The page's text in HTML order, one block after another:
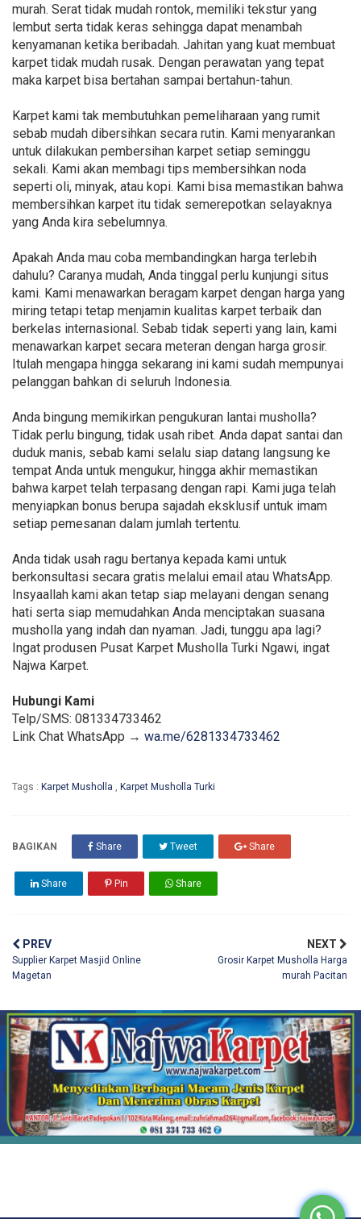
murah. Serat tidak mudah rontok, memiliki tekstur yang
lembut serta tidak keras sehingga dapat menambah
kenyamanan ketika beribadah. Jahitan yang kuat membuat
karpet tidak mudah rusak. Dengan perawatan yang tepat
maka karpet bisa bertahan sampai bertahun-tahun.
Karpet kami tak membutuhkan pemeliharaan yang rumit
sebab mudah dibersihkan secara rutin. Kami menyarankan
untuk dilakukan pembersihan karpet setiap seminggu
sekali. Kami akan membagi tips membersihkan noda
seperti oli, minyak, atau kopi. Kami bisa memastikan bahwa
membersihkan karpet itu tidak semerepotkan selayaknya
yang Anda kira sebelumnya.
Apakah Anda mau coba membandingkan harga terlebih
dahulu? Caranya mudah, Anda tinggal perlu kunjungi situs
kami. Kami menawarkan beragam karpet dengan harga yang
miring tetapi tetap menjamin kualitas karpet terbaik dan
berkelas internasional. Sebab tidak seperti yang lain, kami
menawarkan karpet secara meteran dengan harga grosir.
Itulah mengapa hingga sekarang ini kami sudah mempunyai
pelanggan bahkan di seluruh Indonesia.
Anda bingung memikirkan pengukuran lantai musholla?
Tidak perlu bingung, tidak usah ribet. Anda dapat santai dan
duduk manis, sebab kami selalu siap datang langsung ke
tempat Anda untuk mengukur, hingga akhir memastikan
bahwa karpet telah terpasang dengan rapi. Kami juga telah
menyiapkan bonus berupa sajadah eksklusif untuk imam
setiap pemesanan dalam jumlah tertentu.
Anda tidak usah ragu bertanya kepada kami untuk
berkonsultasi secara gratis melalui email atau WhatsApp.
Insyaallah kami akan tetap siap melayani dengan senang
hati serta siap memudahkan Anda menciptakan suasana
musholla yang indah dan nyaman. Jadi, tunggu apa lagi?
Ingat produsen Pusat Karpet Musholla Turki Ngawi, ingat
Najwa Karpet.
Hubungi Kami
Telp/SMS: 081334733462
Link Chat WhatsApp → wa.me/6281334733462
Tags : Karpet Musholla Karpet Musholla Turki
BAGIKAN Share Tweet Share
Share Pin Share
PREV
Supplier Karpet Masjid Online
Magetan
NEXT
Grosir Karpet Musholla Harga
murah Pacitan